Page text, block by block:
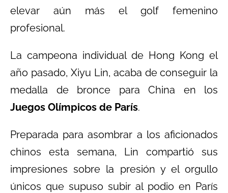
elevar aún más el golf femenino
profesional.
La campeona individual de Hong Kong el
año pasado, Xiyu Lin, acaba de conseguir la
medalla de bronce para China en los
Juegos Olímpicos de París.
Preparada para asombrar a los aficionados
chinos esta semana, Lin compartió sus
impresiones sobre la presión y el orgullo
únicos que supuso subir al podio en París